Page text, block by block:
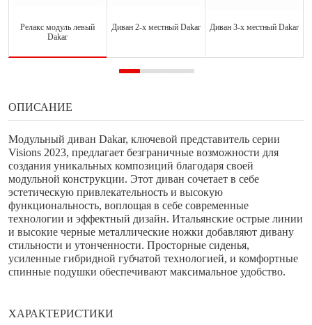
Релакс модуль левый
Dakar
Диван 2-х местный Dakar Диван 3-х местный Dakar
ОПИСАНИЕ
Модульный диван Dakar, ключевой представитель серии
Visions 2023, предлагает безграничные возможности для
создания уникальных композиций благодаря своей
модульной конструкции. Этот диван сочетает в себе
эстетическую привлекательность и высокую
функциональность, воплощая в себе современные
технологии и эффектный дизайн. Итальянские острые линии
и высокие черные металлические ножки добавляют дивану
стильности и утонченности. Просторные сиденья,
усиленные гибридной губчатой технологией, и комфортные
спинные подушки обеспечивают максимальное удобство.
ХАРАКТЕРИСТИКИ